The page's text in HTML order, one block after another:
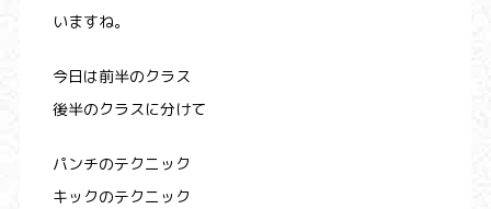
いますね。
今日は前半のクラス
後半のクラスに分けて
パンチのテクニック
キックのテクニック